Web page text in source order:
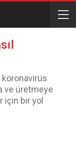
koronavirüs
ve üretmeye
için bir yol